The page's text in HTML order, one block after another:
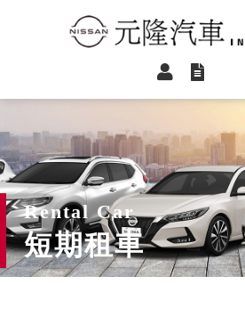
元隆汽車小客
Rental Car
短期租車